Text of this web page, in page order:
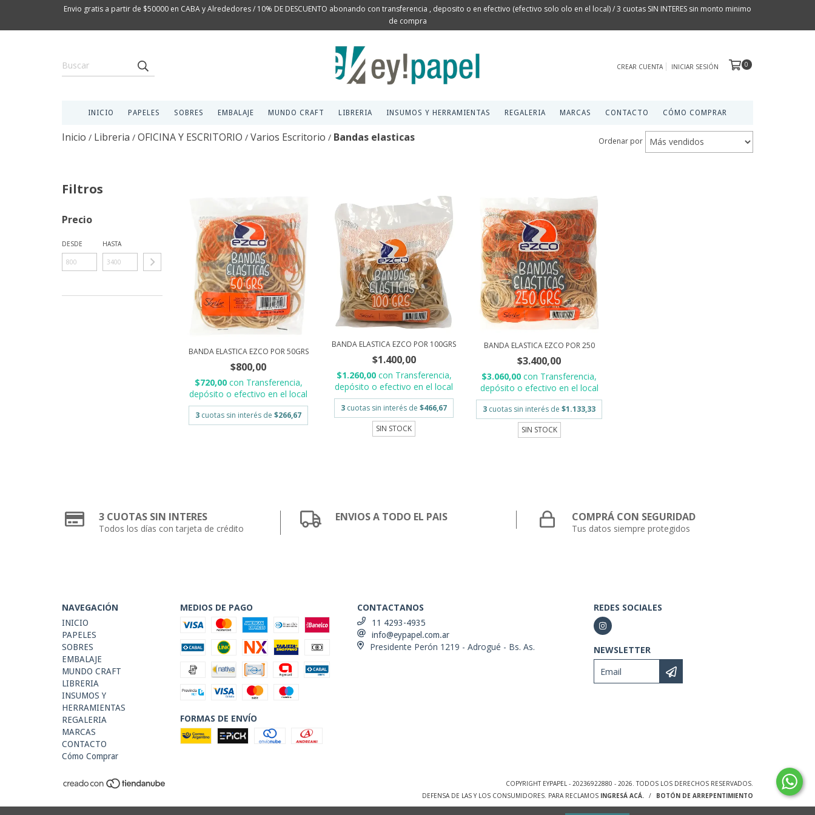
Envio gratis a partir de $50000 en CABA y Alrededores / 10% DE DESCUENTO abonando con transferencia , deposito o en efectivo (efectivo solo olo en el local) / 3 cuotas SIN INTERES sin monto minimo
de compra
CREAR CUENTA INICIAR SESIÓN 0
INICIO PAPELES SOBRES EMBALAJE MUNDO CRAFT LIBRERIA INSUMOS Y HERRAMIENTAS REGALERIA MARCAS CONTACTO CÓMO COMPRAR
Inicio / Libreria / OFICINA Y ESCRITORIO / Varios Escritorio / Bandas elasticas Ordenar por
Filtros
Precio
DESDE HASTA
BANDA ELASTICA EZCO POR 50GRS
$800,00
$720,00 con Transferencia,
depósito o efectivo en el local
3 cuotas sin interés de$266,67
BANDA ELASTICA EZCO POR 100GRS
$1.400,00
$1.260,00 con Transferencia,
depósito o efectivo en el local
3 cuotas sin interés de$466,67
SIN STOCK
BANDA ELASTICA EZCO POR 250
$3.400,00
$3.060,00con Transferencia,
depósito o efectivo en el local
3 cuotas sin interés de$1.133,33
SIN STOCK
3 CUOTAS SIN INTERES
Todos los días con tarjeta de crédito
ENVIOS A TODO EL PAIS COMPRÁ CON SEGURIDAD
Tus datos siempre protegidos
NAVEGACIÓN
INICIO
PAPELES
SOBRES
EMBALAJE
MUNDO CRAFT
LIBRERIA
INSUMOS Y
HERRAMIENTAS
REGALERIA
MARCAS
CONTACTO
Cómo Comprar
MEDIOS DE PAGO
FORMAS DE ENVÍO
CONTACTANOS
11 4293-4935
info@eypapel.com.ar
Presidente Perón 1219 - Adrogué - Bs. As.
REDES SOCIALES
NEWSLETTER
COPYRIGHT EYPAPEL - 20236922880 - 2026. TODOS LOS DERECHOS RESERVADOS.
DEFENSA DE LAS Y LOS CONSUMIDORES. PARA RECLAMOS INGRESÁ ACÁ. / BOTÓN DE ARREPENTIMIENTO